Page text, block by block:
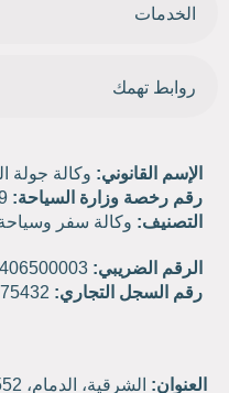
الخدمات
روابط تهمك
الإسم القانوني: وكالة جولة
رقم رخصة وزارة السياحة:
التصنيف: وكالة سفر
الرقم الضريبي:
رقم السجل التجاري:
العنوان: